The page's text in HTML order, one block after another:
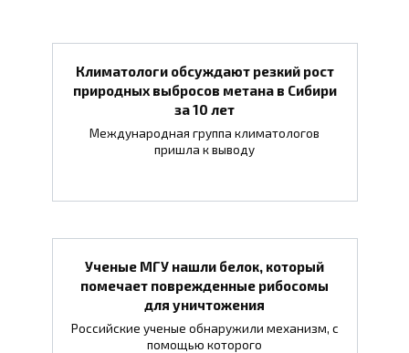
Климатологи обсуждают резкий рост
природных выбросов метана в Сибири
за 10 лет
Международная группа климатологов
пришла к выводу
Ученые МГУ нашли белок, который
помечает поврежденные рибосомы
для уничтожения
Российские ученые обнаружили механизм, с
помощью которого